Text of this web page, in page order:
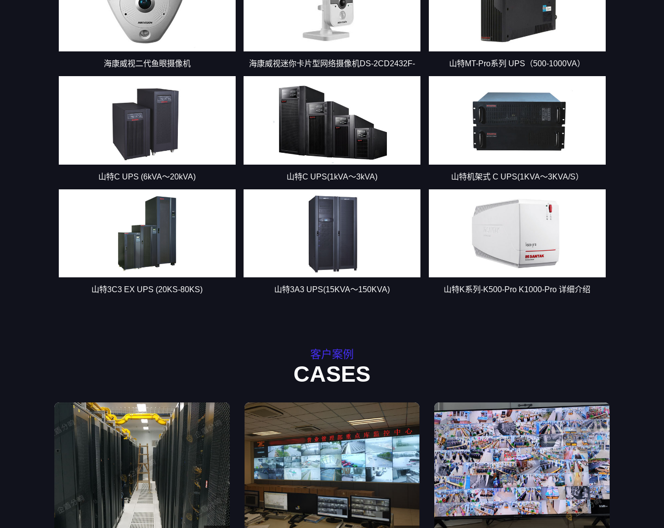
海康威视二代鱼眼摄像机 海康威视迷你卡片型网络摄像机DS-2CD2432F- 山特MT-Pro系列 UPS（500-1000VA）
山特C UPS (6kVA～20kVA) 山特C UPS(1kVA～3kVA) 山特机架式 C UPS(1KVA～3KVA/S）
山特3C3 EX UPS (20KS-80KS) 山特3A3 UPS(15KVA～150KVA) 山特K系列-K500-Pro K1000-Pro 详细介绍
客户案例
CASES